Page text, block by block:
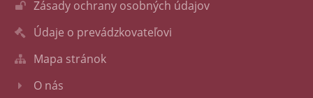
Zásady ochrany osobných údajov
Údaje o prevádzkovateľovi
Mapa stránok
O nás